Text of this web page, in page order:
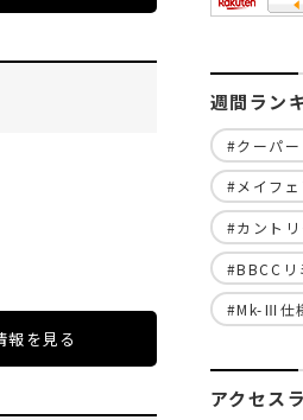
報を見る
週間ラン
#クーパー
#メイフェ
#カント
#BBCCリ
#Mk-Ⅲ仕
アクセス